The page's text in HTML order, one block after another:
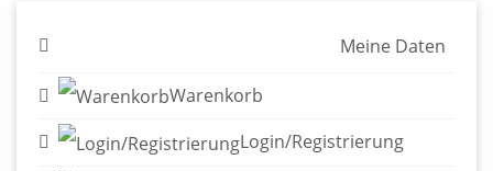
Warenkorb
Login/Registrierung